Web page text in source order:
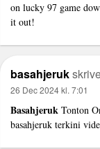
on lucky 97 game
it out!
basahjeruk
26 Dec 2024 kl. 7:01
Basahjeruk Tonton
basahjeruk terkini